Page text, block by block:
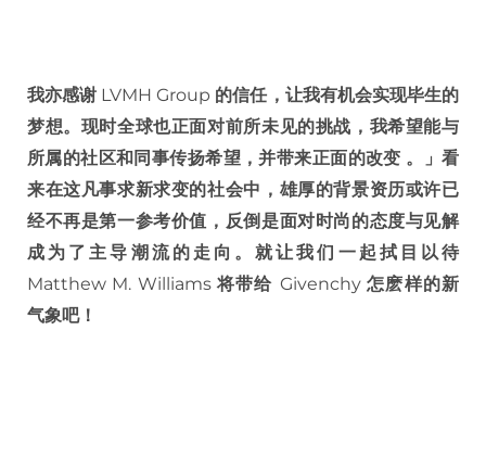
我亦感谢 LVMH Group 的信任，让我有机会实现毕生的
梦想。现时全球也正面对前所未见的挑战，我希望能与
所属的社区和同事传扬希望，并带来正面的改变 。」看
来在这凡事求新求变的社会中，雄厚的背景资历或许已
经不再是第一参考价值，反倒是面对时尚的态度与见解
成为了主导潮流的走向。就让我们一起拭目以待
Matthew M. Williams将带给 Givenchy 怎麽样的新
气象吧！